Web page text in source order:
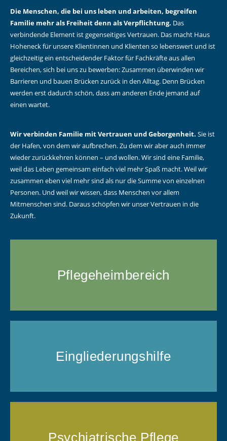
Die Menschen, die bei uns leben und arbeiten, begreifen
Familie mehr als Freiheit denn als Verpflichtung. Das
verbindende Element ist gegenseitiges Vertrauen. Das macht Haus
Hoheneck für unsere Klientinnen und Klienten so lebenswert und ist
gleichzeitig ein entscheidender Faktor für Fachkräfte aus allen
Bereichen, sich bei uns zu bewerben: Zusammen überwinden wir
Barrieren und bauen Brücken zurück in den Alltag. Denn Brücken
werden erst dadurch schön, dass am anderen Ende jemand auf
einen wartet.
Wir verbinden Familie mit Vertrauen und Geborgenheit. Sie ist
der Hafen, von dem wir aufbrechen. Zu dem wir aber auch immer
wieder zurückkehren können – und wollen. Wir sind eine Familie,
weil das Leben gemeinsam einfach viel mehr Spaß macht. Weil wir
zusammen eben viel mehr sind als nur die Summe von einzelnen
Personen. Und weil wir wissen, dass Menschen vor allem
Mitmenschen sind. Daraus schöpfen wir unser Vertrauen in die
Zukunft.
Pflegeheim­bereich
Eingliederungs­hilfe
Psychiatrische Pflege